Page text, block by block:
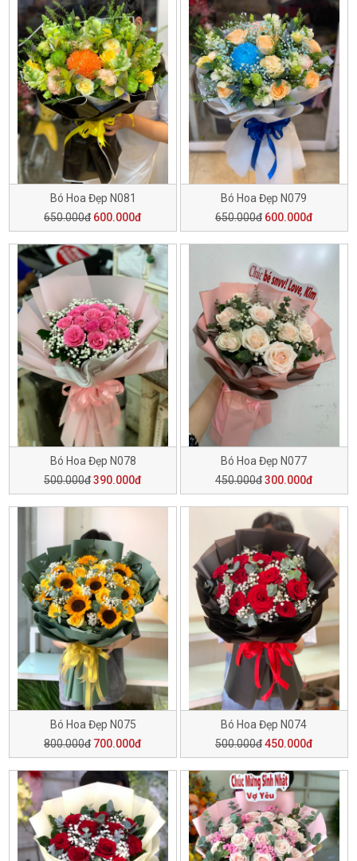
Bó Hoa Đẹp N081
650.000đ 600.000đ
Bó Hoa Đẹp N079
650.000đ 600.000đ
Bó Hoa Đẹp N078
500.000đ390.000đ
Bó Hoa Đẹp N077
450.000đ300.000đ
Bó Hoa Đẹp N075
800.000đ 700.000đ
Bó Hoa Đẹp N074
500.000đ450.000đ